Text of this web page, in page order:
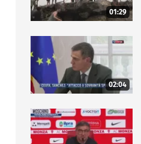
01:29
02:04